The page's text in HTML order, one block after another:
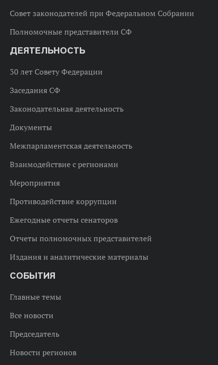
Совет законодателей при Федеральном Собрании
Полномочные представители СФ
ДЕЯТЕЛЬНОСТЬ
30 лет Совету Федерации
Заседания СФ
Законодательная деятельность
Документы
Межпарламентская деятельность
Взаимодействие с регионами
Мероприятия
Противодействие коррупции
Ежегодные отчеты сенаторов
Отчеты полномочных представителей
Издания и аналитические материалы
СОБЫТИЯ
Главные темы
Все новости
Председатель
Новости регионов